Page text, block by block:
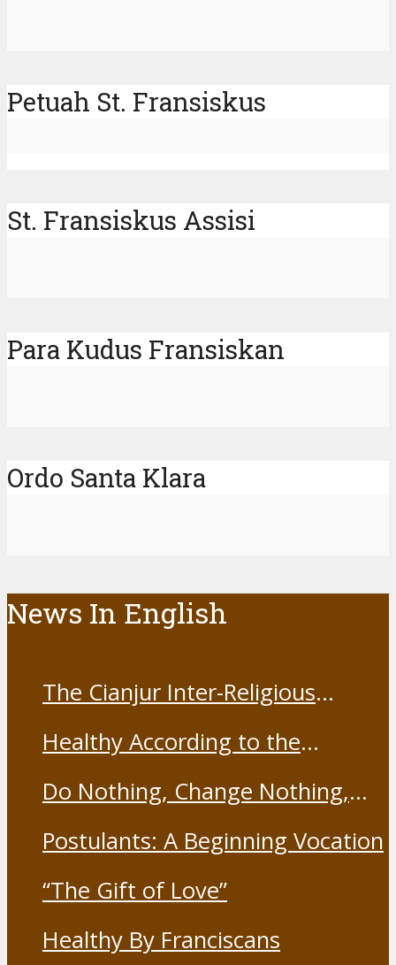
Petuah St. Fransiskus
St. Fransiskus Assisi
Para Kudus Fransiskan
Ordo Santa Klara
News In English
The Cianjur Inter-Religious
19 Vaccine
Healthy According to the
Do Nothing, Change Nothing,
Postulants: A Beginning Vocation
“The Gift of Love”
Healthy By Franciscans